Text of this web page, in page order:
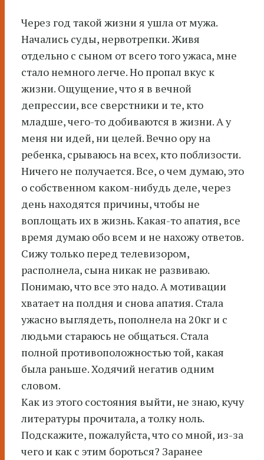
Через год такой жизни я ушла от мужа.
Начались суды, нервотрепки. Живя
отдельно с сыном от всего того ужаса, мне
стало немного легче. Но пропал вкус к
жизни. Ощущение, что я в вечной
депрессии, все сверстники и те, кто
младше, чего-то добиваются в жизни. А у
меня ни идей, ни целей. Вечно ору на
ребенка, срываюсь на всех, кто поблизости.
Ничего не получается. Все, о чем думаю, это
о собственном каком-нибудь деле, через
день находятся причины, чтобы не
воплощать их в жизнь. Какая-то апатия, все
время думаю обо всем и не нахожу ответов.
Сижу только перед телевизором,
располнела, сына никак не развиваю.
Понимаю, что все это надо. А мотивации
хватает на полдня и снова апатия. Стала
ужасно выглядеть, пополнела на 20кг и с
людьми стараюсь не общаться. Стала
полной противоположностью той, какая
была раньше. Ходячий негатив одним
словом.
Как из этого состояния выйти, не знаю, кучу
литературы прочитала, а толку ноль.
Подскажите, пожалуйста, что со мной, из-за
чего и как с этим бороться? Заранее